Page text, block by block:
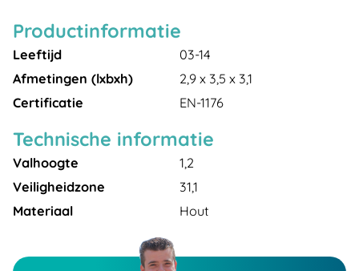
Productinformatie
Leeftijd
03-14
Afmetingen (lxbxh)
2,9 x 3,5 x 3,1
Certificatie
EN-1176
Technische informatie
Valhoogte
1,2
Veiligheidzone
31,1
Materiaal
Hout